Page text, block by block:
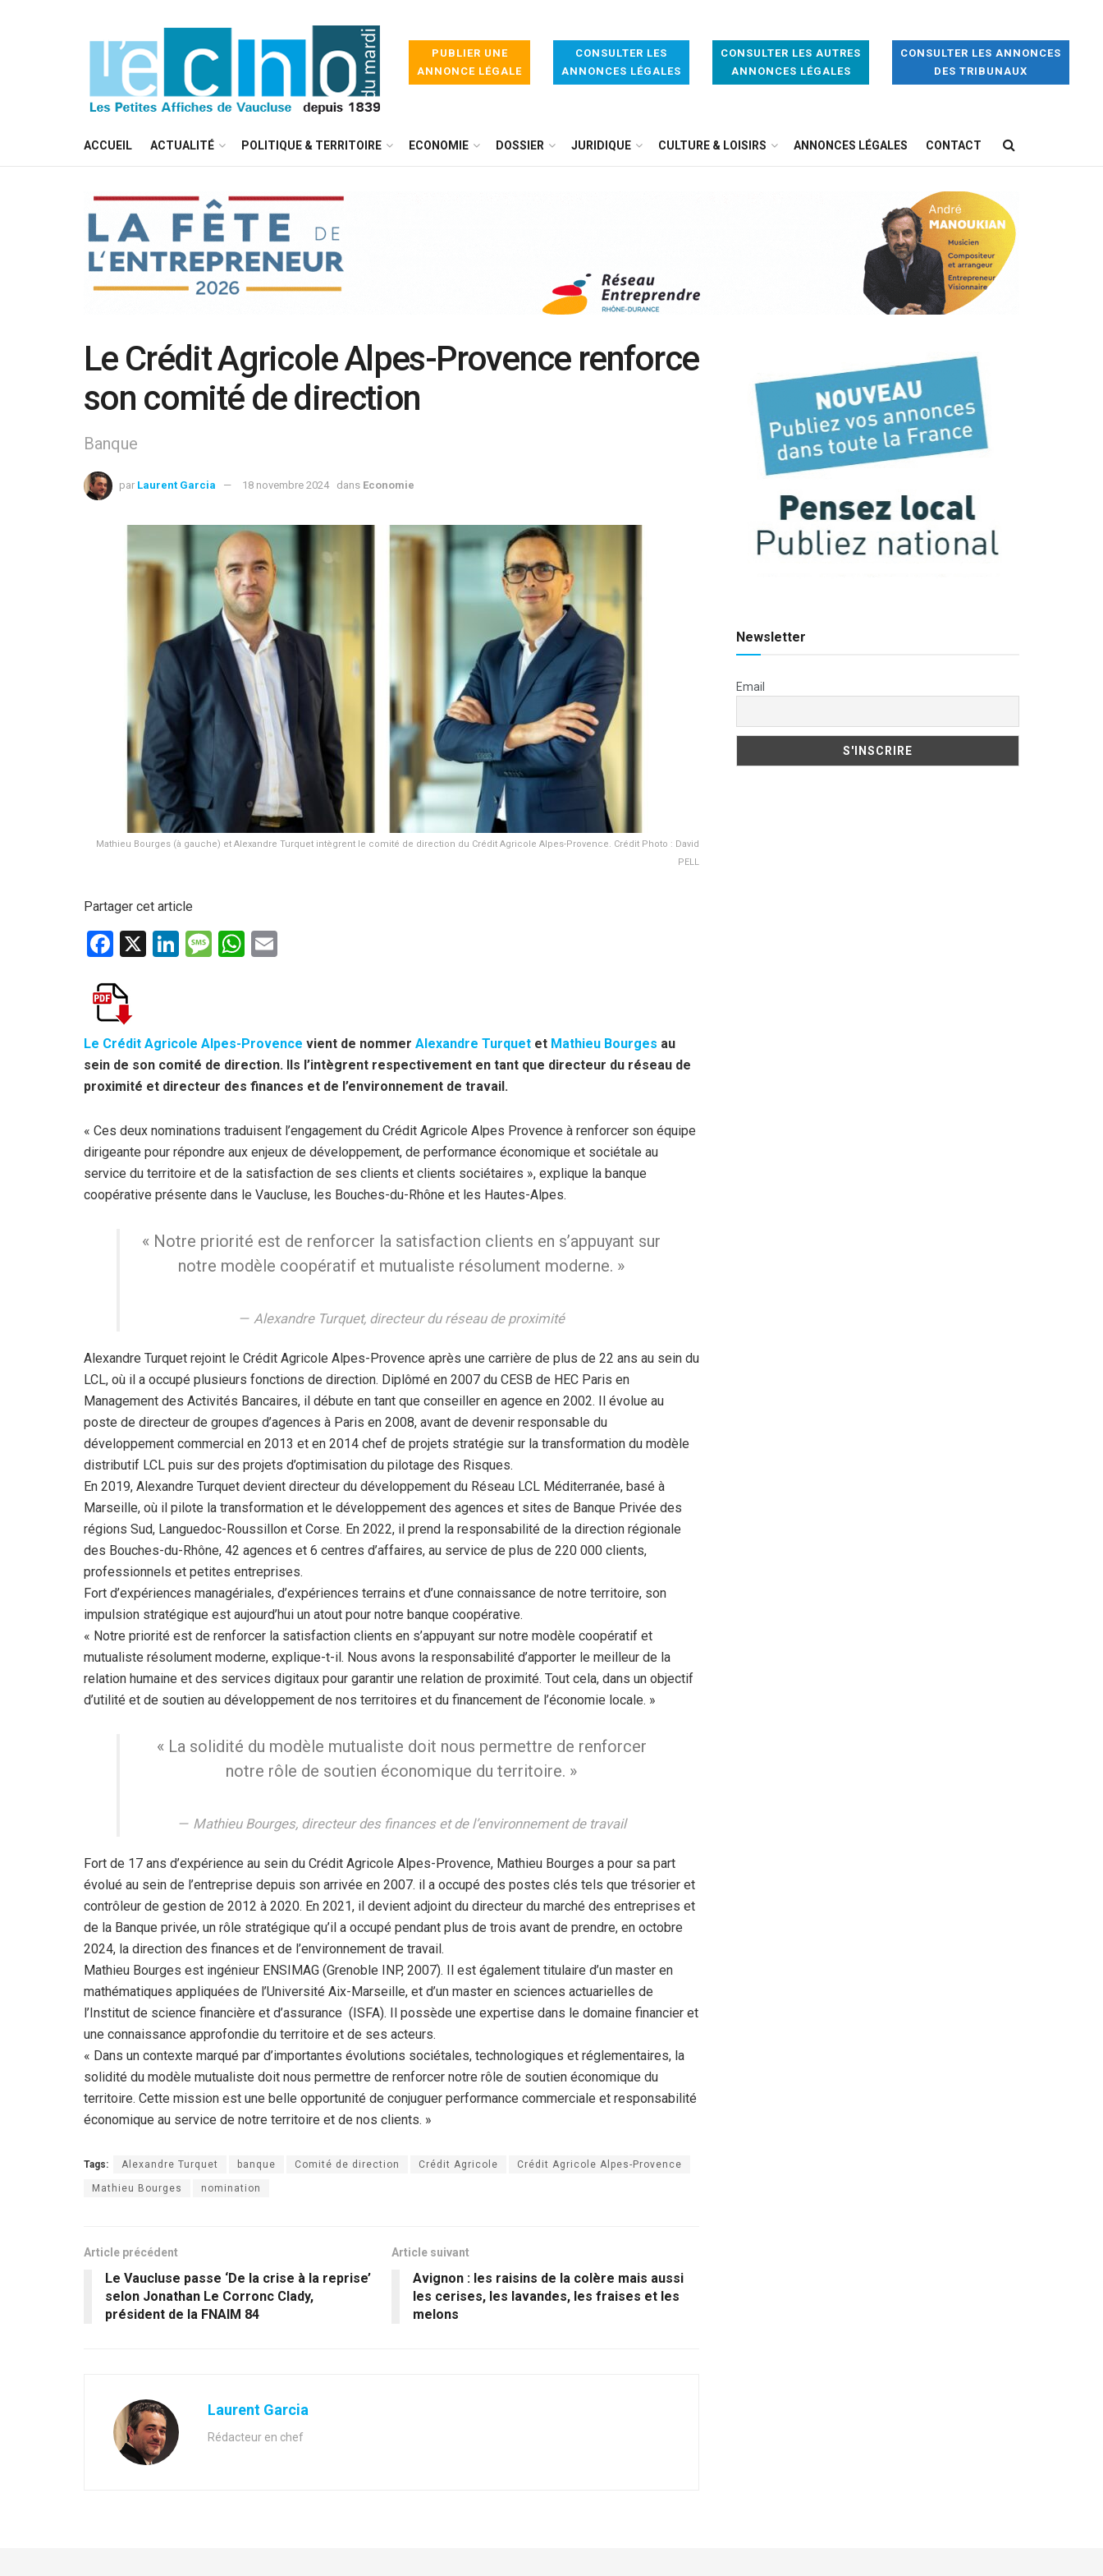
PUBLIER UNE
ANNONCE LÉGALE
CONSULTER LES
ANNONCES LÉGALES
CONSULTER LES AUTRES
ANNONCES LÉGALES
CONSULTER LES ANNONCES
DES TRIBUNAUX
ACCUEIL ACTUALITÉ POLITIQUE & TERRITOIRE ECONOMIE DOSSIER JURIDIQUE CULTURE & LOISIRS ANNONCES LÉGALES CONTACT
Le Crédit Agricole Alpes-Provence renforce
son comité de direction
Banque
par Laurent Garcia 18 novembre 2024 dans Economie
Mathieu Bourges (à gauche) et Alexandre Turquet intègrent le comité de direction du Crédit Agricole Alpes-Provence. Crédit Photo : David
PELL
Partager cet article
F
ce
b
o
o
k
X
Li
n
M
g
e
W
A
p
p
Le Crédit Agricole Alpes-Provence vient de nommer Alexandre Turquet et Mathieu Bourges au
sein de son comité de direction. Ils l’intègrent respectivement en tant que directeur du réseau de
proximité et directeur des finances et de l’environnement de travail.
« Ces deux nominations traduisent l’engagement du Crédit Agricole Alpes Provence à renforcer son équipe
dirigeante pour répondre aux enjeux de développement, de performance économique et sociétale au
service du territoire et de la satisfaction de ses clients et clients sociétaires », explique la banque
coopérative présente dans le Vaucluse, les Bouches-du-Rhône et les Hautes-Alpes.
« Notre priorité est de renforcer la satisfaction clients en s’appuyant sur
notre modèle coopératif et mutualiste résolument moderne. »
Alexandre Turquet, directeur du réseau de proximité
Alexandre Turquet rejoint le Crédit Agricole Alpes-Provence après une carrière de plus de 22 ans au sein du
LCL, où il a occupé plusieurs fonctions de direction. Diplômé en 2007 du CESB de HEC Paris en
Management des Activités Bancaires, il débute en tant que conseiller en agence en 2002. Il évolue au
poste de directeur de groupes d’agences à Paris en 2008, avant de devenir responsable du
développement commercial en 2013 et en 2014 chef de projets stratégie sur la transformation du modèle
distributif LCL puis sur des projets d’optimisation du pilotage des Risques.
En 2019, Alexandre Turquet devient directeur du développement du Réseau LCL Méditerranée, basé à
Marseille, où il pilote la transformation et le développement des agences et sites de Banque Privée des
régions Sud, Languedoc-Roussillon et Corse. En 2022, il prend la responsabilité de la direction régionale
des Bouches-du-Rhône, 42 agences et 6 centres d’affaires, au service de plus de 220 000 clients,
professionnels et petites entreprises.
Fort d’expériences managériales, d’expériences terrains et d’une connaissance de notre territoire, son
impulsion stratégique est aujourd’hui un atout pour notre banque coopérative.
« Notre priorité est de renforcer la satisfaction clients en s’appuyant sur notre modèle coopératif et
mutualiste résolument moderne, explique-t-il. Nous avons la responsabilité d’apporter le meilleur de la
relation humaine et des services digitaux pour garantir une relation de proximité. Tout cela, dans un objectif
d’utilité et de soutien au développement de nos territoires et du financement de l’économie locale. »
« La solidité du modèle mutualiste doit nous permettre de renforcer
notre rôle de soutien économique du territoire. »
Mathieu Bourges, directeur des finances et de l’environnement de travail
Fort de 17 ans d’expérience au sein du Crédit Agricole Alpes-Provence, Mathieu Bourges a pour sa part
évolué au sein de l’entreprise depuis son arrivée en 2007. il a occupé des postes clés tels que trésorier et
contrôleur de gestion de 2012 à 2020. En 2021, il devient adjoint du directeur du marché des entreprises et
de la Banque privée, un rôle stratégique qu’il a occupé pendant plus de trois avant de prendre, en octobre
2024, la direction des finances et de l’environnement de travail.
Mathieu Bourges est ingénieur ENSIMAG (Grenoble INP, 2007). Il est également titulaire d’un master en
mathématiques appliquées de l’Université Aix-Marseille, et d’un master en sciences actuarielles de
l’Institut de science financière et d’assurance (ISFA). Il possède une expertise dans le domaine financier et
une connaissance approfondie du territoire et de ses acteurs.
« Dans un contexte marqué par d’importantes évolutions sociétales, technologiques et réglementaires, la
solidité du modèle mutualiste doit nous permettre de renforcer notre rôle de soutien économique du
territoire. Cette mission est une belle opportunité de conjuguer performance commerciale et responsabilité
économique au service de notre territoire et de nos clients. »
Tags: Alexandre Turquet banque Comité de direction Crédit Agricole Crédit Agricole Alpes-Provence
Mathieu Bourges nomination
Article précédent
Le Vaucluse passe ‘De la crise à la reprise’
selon Jonathan Le Corronc Clady,
président de la FNAIM 84
Article suivant
Avignon : les raisins de la colère mais aussi
les cerises, les lavandes, les fraises et les
melons
Laurent Garcia
Rédacteur en chef
Newsletter
Email